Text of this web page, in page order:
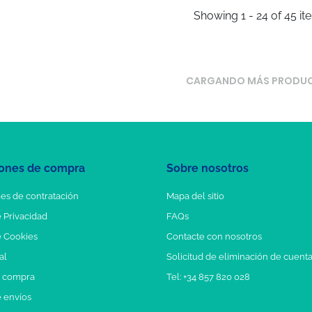
Showing 1 - 24 of 45
CARGANDO MÁS
de compra
de contratación
Privacidad
Cookies
compra
envíos
Sobre nosotros
Mapa del sitio
FAQs
Contacte con nosotros
Solicitud de eliminación de cuenta
Tel: +34 857 820 028